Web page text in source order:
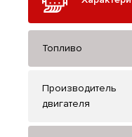
Топливо
Производитель
двигателя